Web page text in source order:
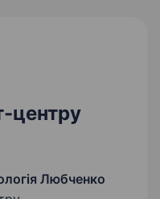
центру
Любченко